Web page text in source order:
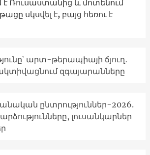
է Ռուսաստանից և մոտենում
սկսվել է, բայց հեռու է
արտ-թերապիայի ճյուղ․
զգայարանները
ընտրություններ-2026.
լուսանկարներ